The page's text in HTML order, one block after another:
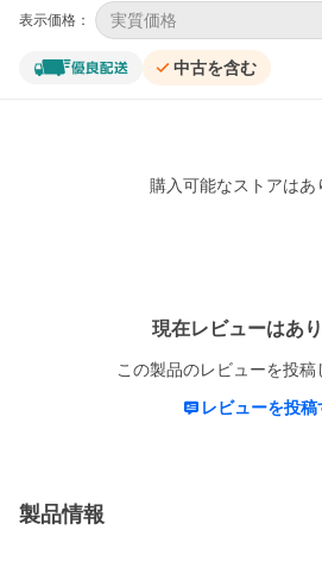
表示価格： 実質価格
中古を含む
購入可能なストアはあ
現在レビューはあ
この製品のレビューを投稿
レビューを投稿
製品情報